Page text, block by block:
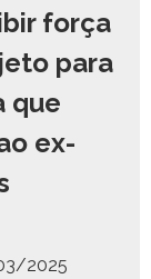
força
para
que
ex-
2025